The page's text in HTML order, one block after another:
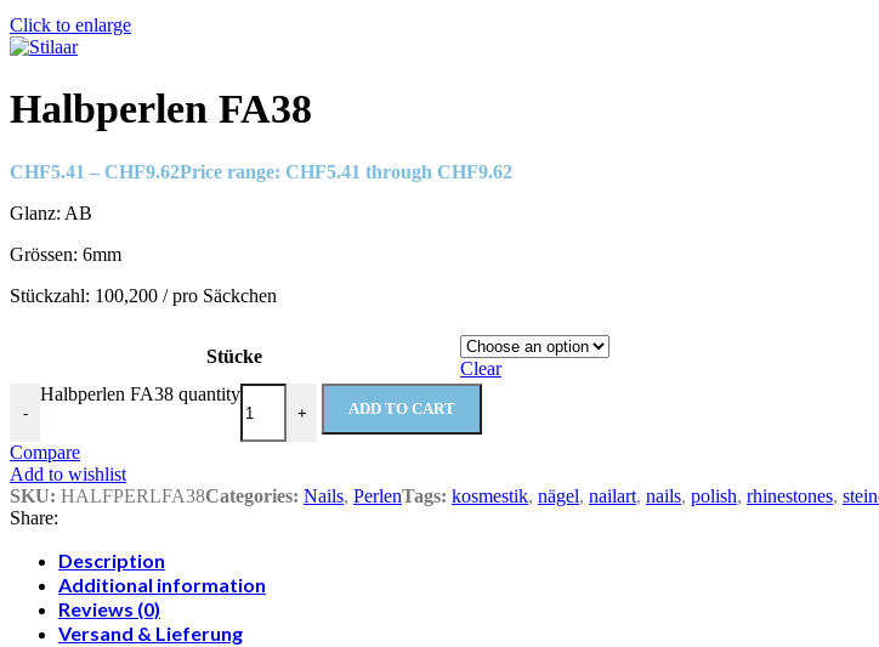
Click to enlarge
Halbperlen FA38
CHF5.41 – CHF9.62Price range: CHF5.41 through CHF9.62
Glanz: AB
Grössen: 6mm
Stückzahl: 100,200 / pro Säckchen
Stücke
Clear
-
Halbperlen FA38 quantity
+ ADD TO CART
Compare
Add to wishlist
SKU: HALFPERLFA38Categories: Nails, PerlenTags: kosmestik, nägel, nailart, nails, polish, rhinestones,
Share:
Description
Additional information
Reviews (0)
Versand & Lieferung